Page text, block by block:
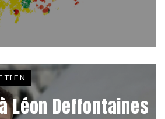
Léon Deffontaines